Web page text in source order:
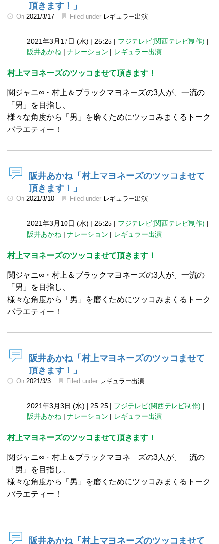
頂きます！」
On 2021/3/17 Filed under レギュラー出演
2021年3月17日 (水) | 25:25 | フジテレビ(関西テレビ制作) |
阪井あかね | ナレーション | レギュラー出演
村上マヨネーズのツッコませて頂きます！
関ジャニ∞・村上＆ブラックマヨネーズの3人が、一流の
「男」を目指し、
様々な角度から「男」を磨くためにツッコみまくるトーク
バラエティー！
阪井あかね「村上マヨネーズのツッコませて
頂きます！」
On 2021/3/10 Filed under レギュラー出演
2021年3月10日 (水) | 25:25 | フジテレビ(関西テレビ制作) |
阪井あかね | ナレーション | レギュラー出演
村上マヨネーズのツッコませて頂きます！
関ジャニ∞・村上＆ブラックマヨネーズの3人が、一流の
「男」を目指し、
様々な角度から「男」を磨くためにツッコみまくるトーク
バラエティー！
阪井あかね「村上マヨネーズのツッコませて
頂きます！」
On 2021/3/3 Filed under レギュラー出演
2021年3月3日 (水) | 25:25 | フジテレビ(関西テレビ制作) |
阪井あかね | ナレーション | レギュラー出演
村上マヨネーズのツッコませて頂きます！
関ジャニ∞・村上＆ブラックマヨネーズの3人が、一流の
「男」を目指し、
様々な角度から「男」を磨くためにツッコみまくるトーク
バラエティー！
阪井あかね「村上マヨネーズのツッコませて